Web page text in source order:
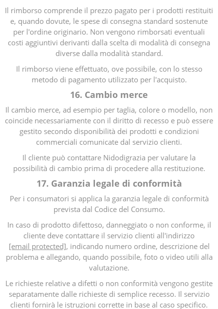
Il rimborso comprende il prezzo pagato per i prodotti restituiti
e, quando dovute, le spese di consegna standard sostenute
per l'ordine originario. Non vengono rimborsati eventuali
costi aggiuntivi derivanti dalla scelta di modalità di consegna
diverse dalla modalità standard.
Il rimborso viene effettuato, ove possibile, con lo stesso
metodo di pagamento utilizzato per l'acquisto.
16. Cambio merce
Il cambio merce, ad esempio per taglia, colore o modello, non
coincide necessariamente con il diritto di recesso e può essere
gestito secondo disponibilità dei prodotti e condizioni
commerciali comunicate dal servizio clienti.
Il cliente può contattare Nidodigrazia per valutare la
possibilità di cambio prima di procedere alla restituzione.
17. Garanzia legale di conformità
Per i consumatori si applica la garanzia legale di conformità
prevista dal Codice del Consumo.
In caso di prodotto difettoso, danneggiato o non conforme, il
cliente deve contattare il servizio clienti all'indirizzo
[email protected], indicando numero ordine, descrizione del
problema e allegando, quando possibile, foto o video utili alla
valutazione.
Le richieste relative a difetti o non conformità vengono gestite
separatamente dalle richieste di semplice recesso. Il servizio
clienti fornirà le istruzioni corrette in base al caso specifico.